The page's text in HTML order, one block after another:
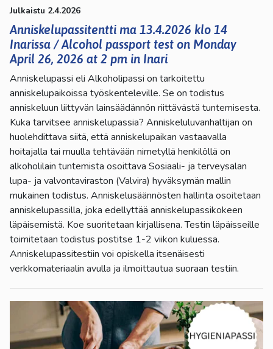
Julkaistu 2.4.2026
Anniskelupassitentti ma 13.4.2026 klo 14
Inarissa / Alcohol passport test on Monday
April 26, 2026 at 2 pm in Inari
Anniskelupassi eli Alkoholipassi on tarkoitettu
anniskelupaikoissa työskenteleville. Se on todistus
anniskeluun liittyvän lainsäädännön riittävästä tuntemisesta.
Kuka tarvitsee anniskelupassia? Anniskeluluvanhaltijan on
huolehdittava siitä, että anniskelupaikan vastaavalla
hoitajalla tai muulla tehtävään nimetyllä henkilöllä on
alkoholilain tuntemista osoittava Sosiaali- ja terveysalan
lupa- ja valvontaviraston (Valvira) hyväksymän mallin
mukainen todistus. Anniskelusäännösten hallinta osoitetaan
anniskelupassilla, joka edellyttää anniskelupassikokeen
läpäisemistä. Koe suoritetaan kirjallisena. Testin läpäisseille
toimitetaan todistus postitse 1-2 viikon kuluessa.
Anniskelupassitestiin voi opiskella itsenäisesti
verkkomateriaalin avulla ja ilmoittautua suoraan testiin.